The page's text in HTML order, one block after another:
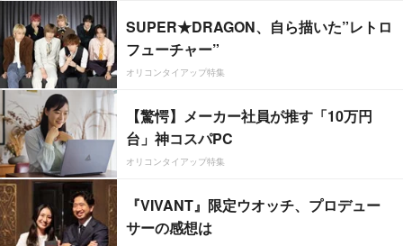
SUPER★DRAGON、自ら描いた”レトロ
フューチャー”
オリコンタイアップ特集
【驚愕】メーカー社員が推す「10万円
台」神コスパPC
オリコンタイアップ特集
『VIVANT』限定ウオッチ、プロデュー
サーの感想は